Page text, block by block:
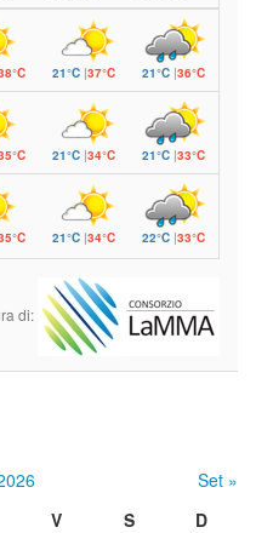
21°C |37°C 21°C |36°C
21°C |34°C 21°C |33°C
21°C |34°C 22°C |33°C
di:
Set »
V S
D